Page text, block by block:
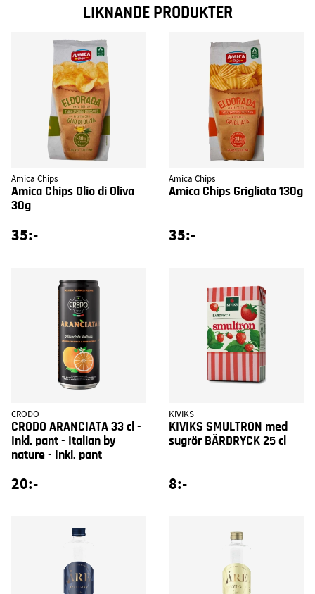
LIKNANDE PRODUKTER
Amica Chips
Amica Chips Olio di Oliva
30g
35:-
Amica Chips
Amica Chips Grigliata 130g
35:-
CRODO
CRODO ARANCIATA 33 cl -
Inkl. pant - Italian by
nature - Inkl. pant
20:-
KIVIKS
KIVIKS SMULTRON med
sugrör BÄRDRYCK 25 cl
8:-